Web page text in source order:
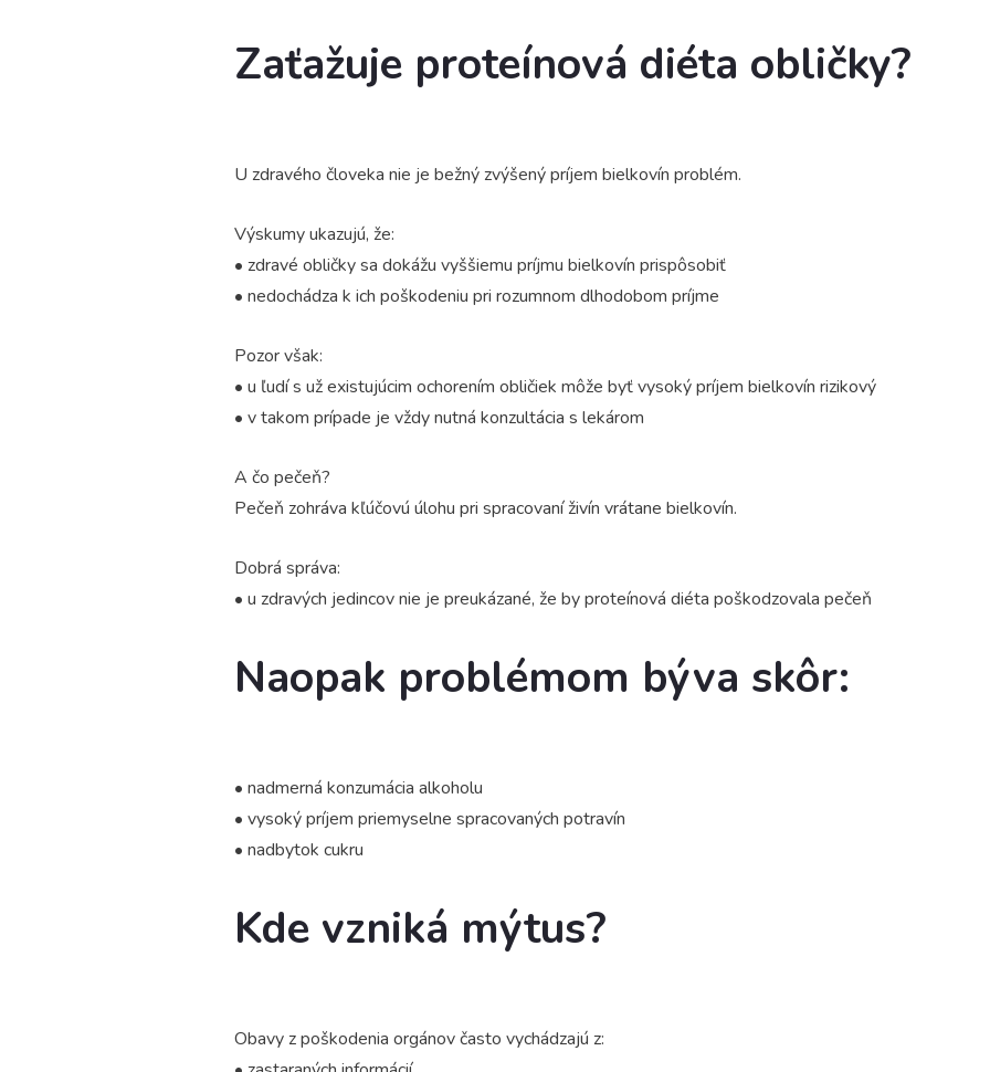
Zaťažuje proteínová diéta obličky?
U zdravého človeka nie je bežný zvýšený príjem bielkovín problém.
Výskumy ukazujú, že:
• zdravé obličky sa dokážu vyššiemu príjmu bielkovín prispôsobiť
• nedochádza k ich poškodeniu pri rozumnom dlhodobom príjme
Pozor však:
• u ľudí s už existujúcim ochorením obličiek môže byť vysoký príjem bielkovín rizikový
• v takom prípade je vždy nutná konzultácia s lekárom
A čo pečeň?
Pečeň zohráva kľúčovú úlohu pri spracovaní živín vrátane bielkovín.
Dobrá správa:
• u zdravých jedincov nie je preukázané, že by proteínová diéta poškodzovala pečeň
Naopak problémom býva skôr:
• nadmerná konzumácia alkoholu
• vysoký príjem priemyselne spracovaných potravín
• nadbytok cukru
Kde vzniká mýtus?
Obavy z poškodenia orgánov často vychádzajú z: